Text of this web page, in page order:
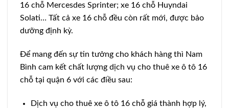
16 chỗ Mercesdes Sprinter; xe 16 chỗ Huyndai
Solati… Tất cả xe 16 chỗ đều còn rất mới, được bảo
dưỡng định kỳ.
Để mang đến sự tin tưởng cho khách hàng thì Nam
Bình cam kết chất lượng dịch vụ cho thuê xe ô tô 16
chỗ tại quận 6 với các điều sau:
Dịch vụ cho thuê xe ô tô 16 chỗ giá thành hợp lý,